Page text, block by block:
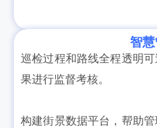
智
巡检过程和路线全程透明
果进行监督考核。
构建街景数据平台，帮助